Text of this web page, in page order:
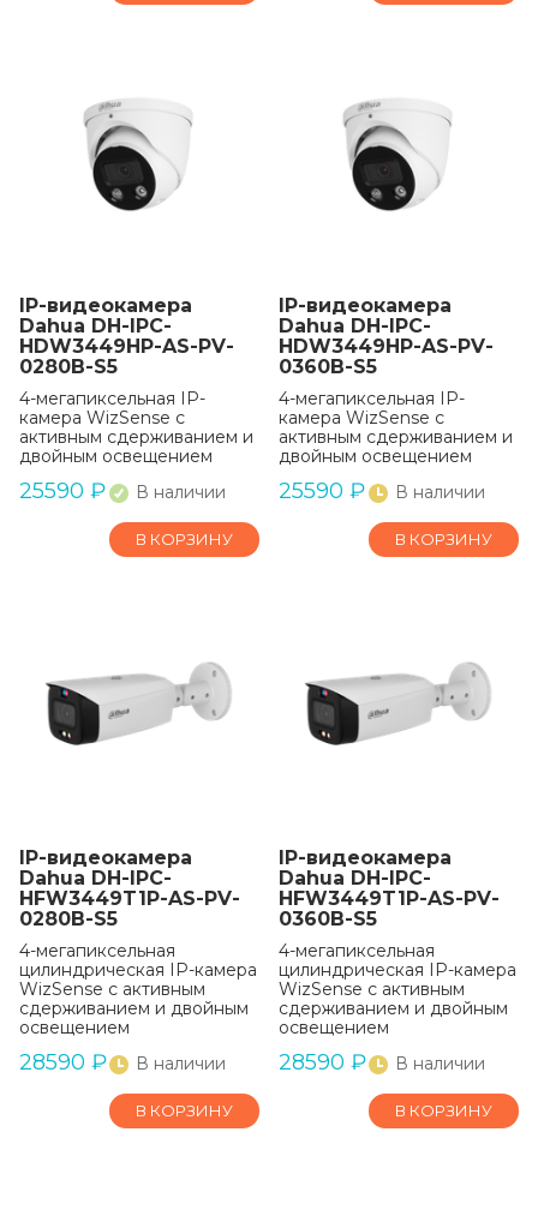
IP-видеокамера
Dahua DH-IPC-
HDW3449HP-AS-PV-
0280B-S5
4-мегапиксельная IP-
камера WizSense с
активным сдерживанием и
двойным освещением
25590 ₽ В наличии
В КОРЗИНУ
IP-видеокамера
Dahua DH-IPC-
HDW3449HP-AS-PV-
0360B-S5
4-мегапиксельная IP-
камера WizSense с
активным сдерживанием и
двойным освещением
25590 ₽ В наличии
В КОРЗИНУ
IP-видеокамера
Dahua DH-IPC-
HFW3449T1P-AS-PV-
0280B-S5
4-мегапиксельная
цилиндрическая IP-камера
WizSense с активным
сдерживанием и двойным
освещением
28590 ₽ В наличии
В КОРЗИНУ
IP-видеокамера
Dahua DH-IPC-
HFW3449T1P-AS-PV-
0360B-S5
4-мегапиксельная
цилиндрическая IP-камера
WizSense с активным
сдерживанием и двойным
освещением
28590 ₽ В наличии
В КОРЗИНУ